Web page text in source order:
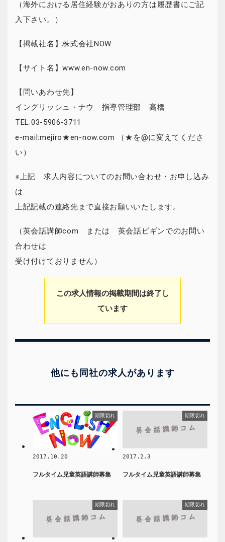
（海外における居住経験がおありの方は履歴書にご記
入下さい。）
【掲載社名】株式会社NOW
【サイト名】www.en-now.com
【問いあわせ先】
イングリッシュ・ナウ 指導管理部 高橋
TEL:03-5906-3711
e-mail:mejiro★en-now.com （★を@に変えてくださ
い）
※上記 求人内容についてのお問い合わせ・お申し込み
は
上記記載の連絡先まで直接お願いいたします。
（英会話講師com または 英会話ビギンでのお問い
合わせは
受け付けておりません）
この求人情報の掲載期間は終了し
ています
他にも同社の求人があります
期限切れ
2017.10.20
フルタイム児童英語講師募集
期限切れ
2017.2.3
フルタイム児童英語講師募集
期限切れ 期限切れ